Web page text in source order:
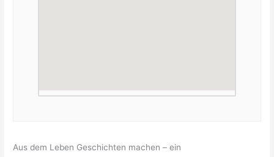
Aus dem Leben Geschichten machen – ein